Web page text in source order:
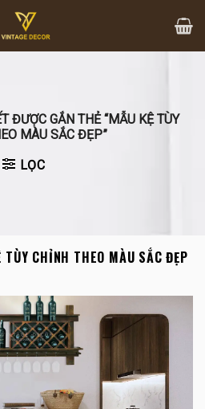
ĐƯỢC GẮN THẺ “MẪU KỆ TÙY
MÀU SẮC ĐẸP”
LỌC
TÙY CHỈNH THEO MÀU SẮC ĐẸP